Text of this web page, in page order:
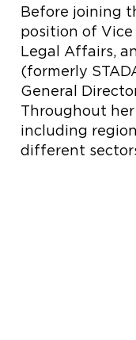
Before joining
position of Vice
Legal Affairs,
(formerly
General
Throughout
including
different